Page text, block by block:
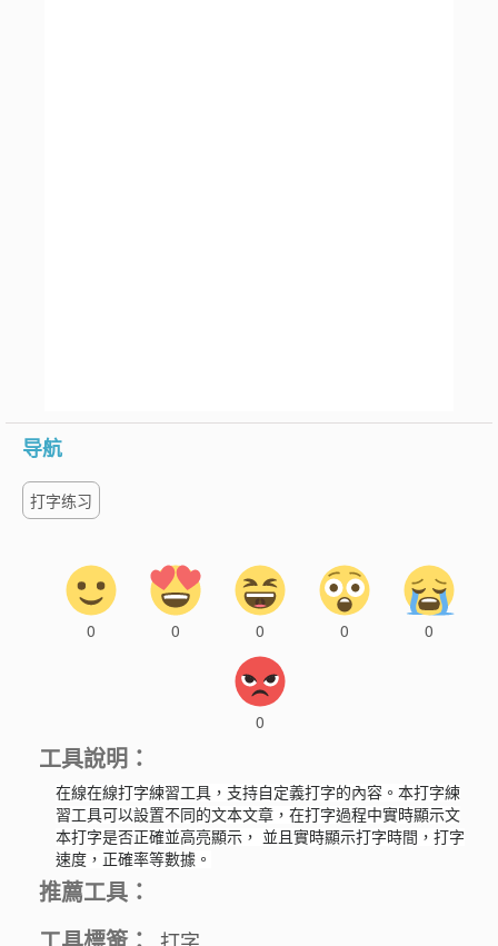
导航
打字练习
0 0 0 0 0
0
工具說明：
在線在線打字練習工具，支持自定義打字的內容。本打字練
習工具可以設置不同的文本文章，在打字過程中實時顯示文
本打字是否正確並高亮顯示， 並且實時顯示打字時間，打字
速度，正確率等數據。
推薦工具：